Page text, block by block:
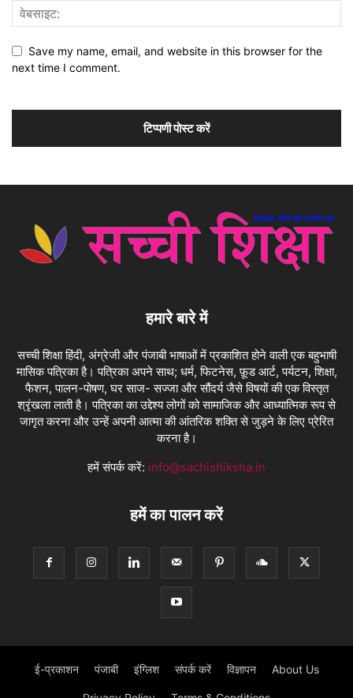
Save my name, email, and website in this browser for the
next time I comment.
हमारे बारे में
सच्ची शिक्षा हिंदी, अंग्रेजी और पंजाबी भाषाओं में प्रकाशित होने वाली एक बहुभाषी
मासिक पत्रिका है। पत्रिका अपने साथ; धर्म, फिटनेस, फ़ूड आर्ट, पर्यटन, शिक्षा,
फैशन, पालन-पोषण, घर साज- सज्जा और सौंदर्य जैसे विषयों की एक विस्तृत
श्रृंखला लाती है। पत्रिका का उद्देश्य लोगों को सामाजिक और आध्यात्मिक रूप से
जागृत करना और उन्हें अपनी आत्मा की आंतरिक शक्ति से जुड़ने के लिए प्रेरित
करना है।
हमें संपर्क करें: info@sachishiksha.in
हमें का पालन करें
ई-प्रकाशन पंजाबी इंग्लिश संपर्क करें विज्ञापन About Us